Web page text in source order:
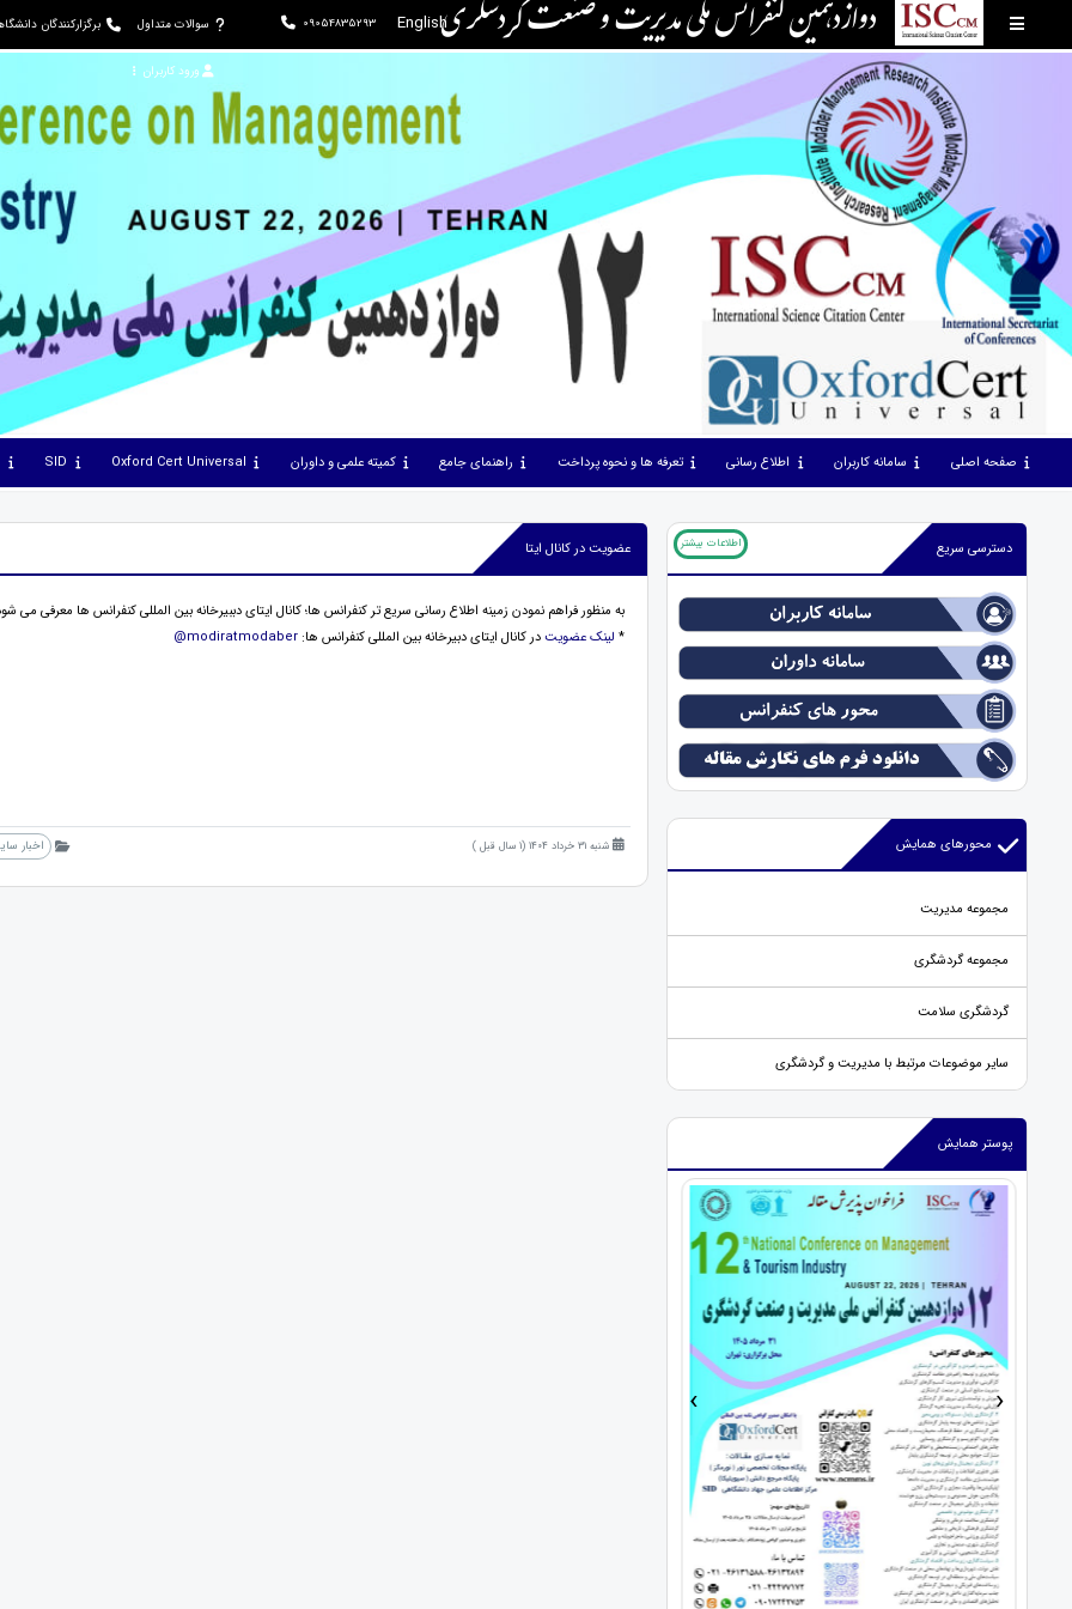
دوازدهمین کنفرانس ملی مدیریت و صنعت گردشگریEnglish
09054835293 سوالات متداول برگزارکنندگان
ورود کاربران
صفحه اصلی سامانه کاربران اطلاع رسانی تعرفه ها و نحوه پرداخت راهنمای جامع کمیته علمی و داوران Oxford Cert Universal
SID
دسترسی سریع اطلاعات بیشتر
محورهای همایش
مجموعه مدیریت
مجموعه گردشگری
گردشگری سلامت
سایر موضوعات مرتبط با مدیریت و گردشگری
پوستر همایش
› ‹
عضویت در کانال ایتا
به منظور فراهم نمودن زمینه اطلاع رسانی سریع تر کنفرانس ها؛ کانال ایتای دببیرخانه بین المللی کنفرانس ها معرفی می
* لینک عضویتدر کانال ایتای دبیرخانه بین المللی کنفرانس ها:modiratmodaber@
شنبه 31 خرداد 1404 (1 سال قبل ) اخبار